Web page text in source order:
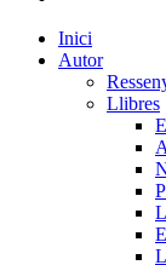
Close
Menu
Inici
Autor
Llibres